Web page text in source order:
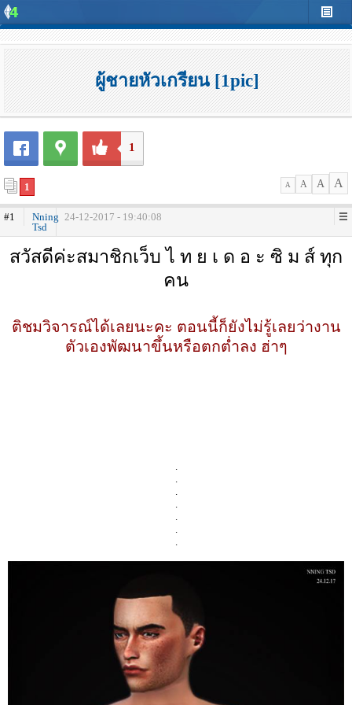
ผู้ชายหัวเกรียน [1pic]
1
1 A A A A
#1
Nning
Tsd
24-12-2017 - 19:40:08
สวัสดีค่ะสมาชิกเว็บ ไ ท ย เ ด อ ะ ซิ ม ส์ ทุก
คน
ติชมวิจารณ์ได้เลยนะคะ ตอนนี้ก็ยังไม่รู้เลยว่างาน
ตัวเองพัฒนาขึ้นหรือตกต่ำลง ฮ่าๆ
.
.
.
.
.
.
.